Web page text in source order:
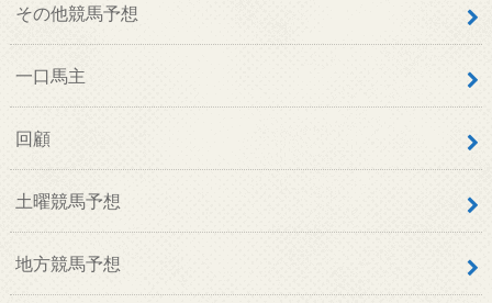
その他競馬予想
一口馬主
回顧
土曜競馬予想
地方競馬予想